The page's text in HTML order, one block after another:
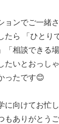
ョンでご一緒
たら
「ひとり
「相談できる
たいとおっし
ったです😊
に向けてお忙
もありがとうご